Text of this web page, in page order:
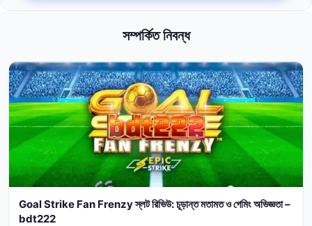
সম্পর্কিত নিবন্ধ
Goal Strike Fan Frenzy স্লট রিভিউ: চূড়ান্ত মতামত ও গেমিং অভিজ্ঞতা –
bdt222